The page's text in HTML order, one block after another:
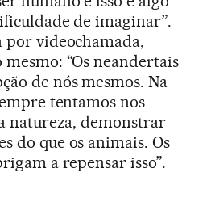
de imaginar”.
videochamada,
“Os neandertais
de nós mesmos. Na
tentamos nos
natureza, demonstrar
do que os animais. Os
a repensar isso”.